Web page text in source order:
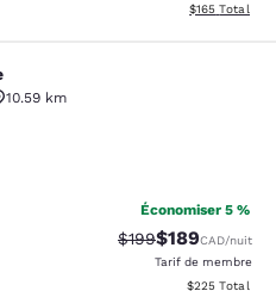
Afficher les
$165 Total
10.59 km
351 commentaires
Économiser 5 %
Tarif barré :
$199Tarif réduit :
$189CAD/nuit
Tarif de membre
Afficher les
$225 Total